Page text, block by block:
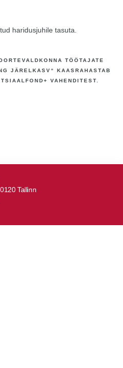
haridusjuhile tasuta.
TÖÖTAJATE
JÄRELKASV“ KAASRAHASTAB
VAHENDITEST.
Tallinn